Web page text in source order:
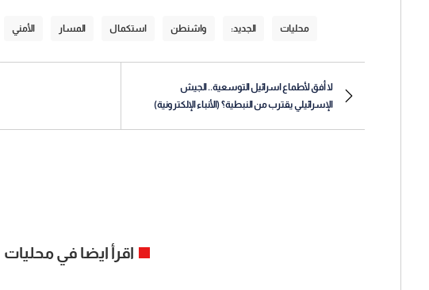
محليات الجديد: واشنطن استكمال المسار الأمني
لا أفق لأطماع اسرائيل التوسعية.. الجيش
الإسرائيلي يقترب من النبطية؟ (الأنباء الإلكترونية)
اقرأ ايضا في محليات